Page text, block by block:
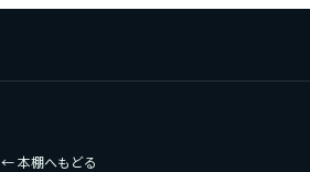
← 本棚へもどる